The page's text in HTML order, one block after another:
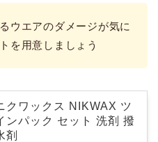
ウエアのダメージが気に
を用意しましょう
クワックス NIKWAX ツ
ンパック セット 洗剤 撥
剤